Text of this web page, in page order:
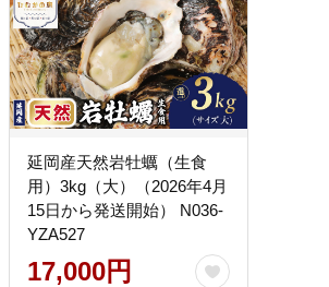
延岡産天然岩牡蠣（生食
用）3kg（大）（2026年4月
15日から発送開始） N036-
YZA527
17,000円